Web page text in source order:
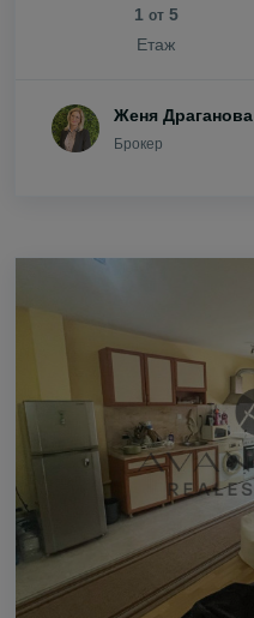
1 от5
Етаж
Женя Драганова
Брокер